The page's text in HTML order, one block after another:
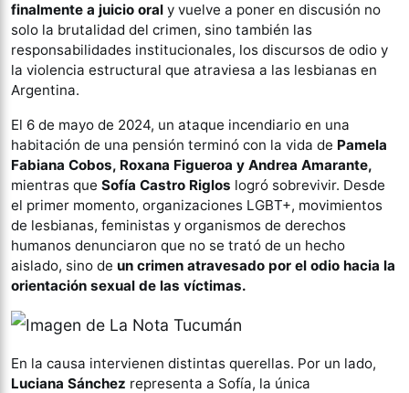
finalmente a juicio oral y vuelve a poner en discusión no
solo la brutalidad del crimen, sino también las
responsabilidades institucionales, los discursos de odio y
la violencia estructural que atraviesa a las lesbianas en
Argentina.
El 6 de mayo de 2024, un ataque incendiario en una
habitación de una pensión terminó con la vida de Pamela
Fabiana Cobos, Roxana Figueroa y Andrea Amarante,
mientras que Sofía Castro Riglos logró sobrevivir. Desde
el primer momento, organizaciones LGBT+, movimientos
de lesbianas, feministas y organismos de derechos
humanos denunciaron que no se trató de un hecho
aislado, sino de un crimen atravesado por el odio hacia la
orientación sexual de las víctimas.
En la causa intervienen distintas querellas. Por un lado,
Luciana Sánchez representa a Sofía, la única